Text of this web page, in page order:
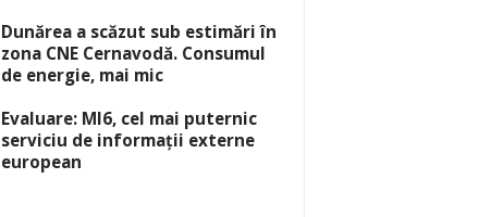
Dunărea a scăzut sub estimări în
zona CNE Cernavodă. Consumul
de energie, mai mic
Evaluare: MI6, cel mai puternic
serviciu de informații externe
european